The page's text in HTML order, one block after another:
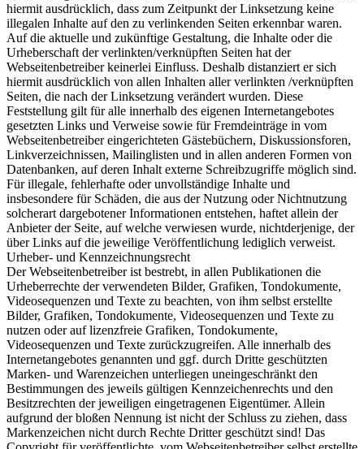
hiermit ausdrücklich, dass zum Zeitpunkt der Linksetzung keine
illegalen Inhalte auf den zu verlinkenden Seiten erkennbar waren.
Auf die aktuelle und zukünftige Gestaltung, die Inhalte oder die
Urheberschaft der verlinkten/verknüpften Seiten hat der
Webseitenbetreiber keinerlei Einfluss. Deshalb distanziert er sich
hiermit ausdrücklich von allen Inhalten aller verlinkten /verknüpften
Seiten, die nach der Linksetzung verändert wurden. Diese
Feststellung gilt für alle innerhalb des eigenen Internetangebotes
gesetzten Links und Verweise sowie für Fremdeinträge in vom
Webseitenbetreiber eingerichteten Gästebüchern, Diskussionsforen,
Linkverzeichnissen, Mailinglisten und in allen anderen Formen von
Datenbanken, auf deren Inhalt externe Schreibzugriffe möglich sind.
Für illegale, fehlerhafte oder unvollständige Inhalte und
insbesondere für Schäden, die aus der Nutzung oder Nichtnutzung
solcherart dargebotener Informationen entstehen, haftet allein der
Anbieter der Seite, auf welche verwiesen wurde, nichtderjenige, der
über Links auf die jeweilige Veröffentlichung lediglich verweist.
Urheber- und Kennzeichnungsrecht
Der Webseitenbetreiber ist bestrebt, in allen Publikationen die
Urheberrechte der verwendeten Bilder, Grafiken, Tondokumente,
Videosequenzen und Texte zu beachten, von ihm selbst erstellte
Bilder, Grafiken, Tondokumente, Videosequenzen und Texte zu
nutzen oder auf lizenzfreie Grafiken, Tondokumente,
Videosequenzen und Texte zurückzugreifen. Alle innerhalb des
Internetangebotes genannten und ggf. durch Dritte geschützten
Marken- und Warenzeichen unterliegen uneingeschränkt den
Bestimmungen des jeweils gültigen Kennzeichenrechts und den
Besitzrechten der jeweiligen eingetragenen Eigentümer. Allein
aufgrund der bloßen Nennung ist nicht der Schluss zu ziehen, dass
Markenzeichen nicht durch Rechte Dritter geschützt sind! Das